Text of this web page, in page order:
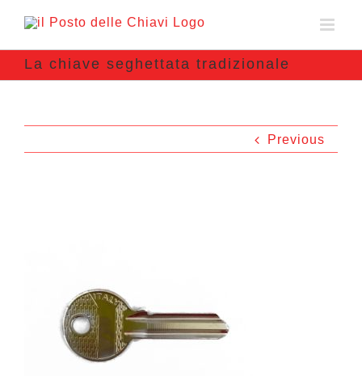
La chiave seghettata tradizionale
Previous